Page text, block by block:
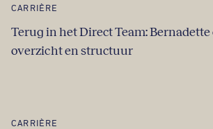
CARRIÈRE
Terug in het Direct Team: Bernadette
overzicht en structuur
CARRIÈRE